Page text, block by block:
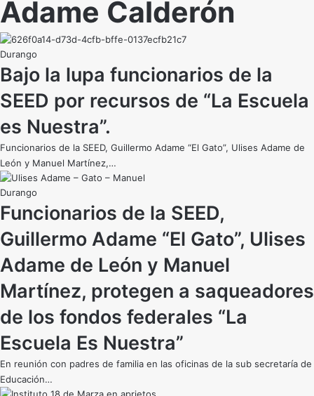
Adame Calderón
Durango
Bajo la lupa funcionarios de la
SEED por recursos de “La Escuela
es Nuestra”.
Funcionarios de la SEED, Guillermo Adame “El Gato”, Ulises Adame de
León y Manuel Martínez,…
Durango
Funcionarios de la SEED,
Guillermo Adame “El Gato”, Ulises
Adame de León y Manuel
Martínez, protegen a saqueadores
de los fondos federales “La
Escuela Es Nuestra”
En reunión con padres de familia en las oficinas de la sub secretaría de
Educación…